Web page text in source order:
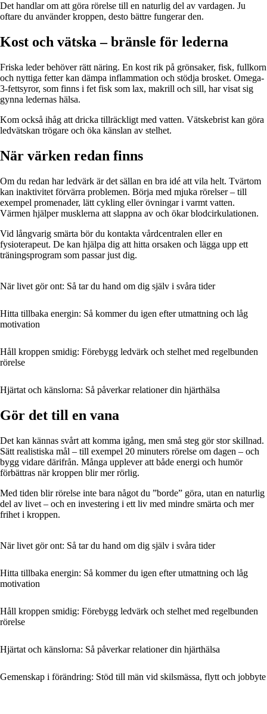
Det handlar om att göra rörelse till en naturlig del av vardagen. Ju
oftare du använder kroppen, desto bättre fungerar den.
Kost och vätska – bränsle för lederna
Friska leder behöver rätt näring. En kost rik på grönsaker, fisk, fullkorn
och nyttiga fetter kan dämpa inflammation och stödja brosket. Omega-
3-fettsyror, som finns i fet fisk som lax, makrill och sill, har visat sig
gynna ledernas hälsa.
Kom också ihåg att dricka tillräckligt med vatten. Vätskebrist kan göra
ledvätskan trögare och öka känslan av stelhet.
När värken redan finns
Om du redan har ledvärk är det sällan en bra idé att vila helt. Tvärtom
kan inaktivitet förvärra problemen. Börja med mjuka rörelser – till
exempel promenader, lätt cykling eller övningar i varmt vatten.
Värmen hjälper musklerna att slappna av och ökar blodcirkulationen.
Vid långvarig smärta bör du kontakta vårdcentralen eller en
fysioterapeut. De kan hjälpa dig att hitta orsaken och lägga upp ett
träningsprogram som passar just dig.
När livet gör ont: Så tar du hand om dig själv i svåra tider
Hitta tillbaka energin: Så kommer du igen efter utmattning och låg
motivation
Håll kroppen smidig: Förebygg ledvärk och stelhet med regelbunden
rörelse
Hjärtat och känslorna: Så påverkar relationer din hjärthälsa
Gör det till en vana
Det kan kännas svårt att komma igång, men små steg gör stor skillnad.
Sätt realistiska mål – till exempel 20 minuters rörelse om dagen – och
bygg vidare därifrån. Många upplever att både energi och humör
förbättras när kroppen blir mer rörlig.
Med tiden blir rörelse inte bara något du ”borde” göra, utan en naturlig
del av livet – och en investering i ett liv med mindre smärta och mer
frihet i kroppen.
När livet gör ont: Så tar du hand om dig själv i svåra tider
Hitta tillbaka energin: Så kommer du igen efter utmattning och låg
motivation
Håll kroppen smidig: Förebygg ledvärk och stelhet med regelbunden
rörelse
Hjärtat och känslorna: Så påverkar relationer din hjärthälsa
Gemenskap i förändring: Stöd till män vid skilsmässa, flytt och jobbyte